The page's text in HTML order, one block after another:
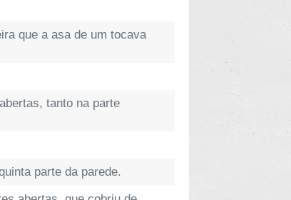
que a asa de um tocava
tanto na parte
parte da parede.